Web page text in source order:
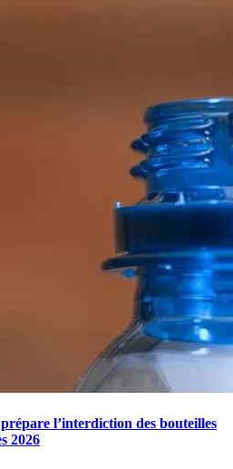
l’interdiction des bouteilles
2026